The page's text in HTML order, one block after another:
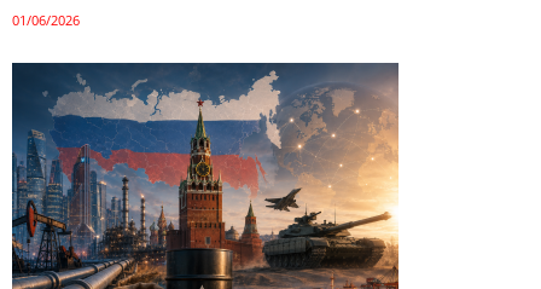
01/06/2026